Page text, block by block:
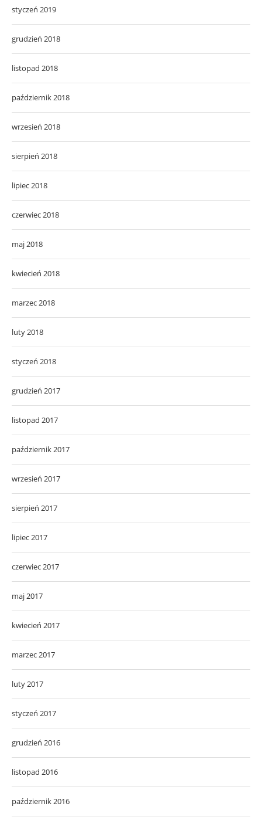
styczeń 2019
grudzień 2018
listopad 2018
październik 2018
wrzesień 2018
sierpień 2018
lipiec 2018
czerwiec 2018
maj 2018
kwiecień 2018
marzec 2018
luty 2018
styczeń 2018
grudzień 2017
listopad 2017
październik 2017
wrzesień 2017
sierpień 2017
lipiec 2017
czerwiec 2017
maj 2017
kwiecień 2017
marzec 2017
luty 2017
styczeń 2017
grudzień 2016
listopad 2016
październik 2016